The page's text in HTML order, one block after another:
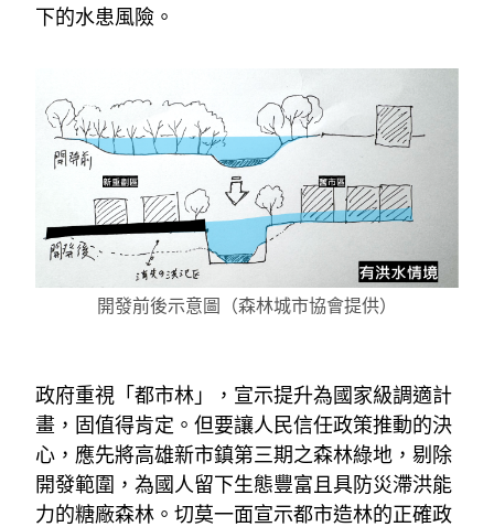
下的水患風險。
開發前後示意圖（森林城市協會提供）
政府重視「都市林」，宣示提升為國家級調適計
畫，固值得肯定。但要讓人民信任政策推動的決
心，應先將高雄新市鎮第三期之森林綠地，剔除
開發範圍，為國人留下生態豐富且具防災滯洪能
力的糖廠森林。切莫一面宣示都市造林的正確政